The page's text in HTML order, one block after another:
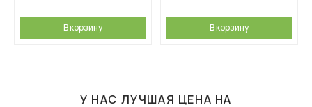
В корзину В корзину
У НАС ЛУЧШАЯ ЦЕНА НА